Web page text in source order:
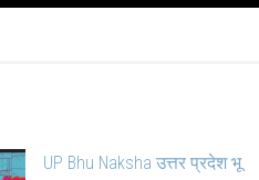
UP Bhu Naksha उत्तर प्रदेश भू